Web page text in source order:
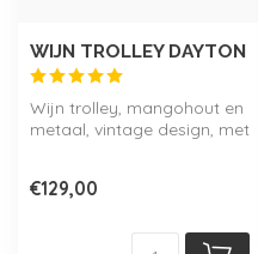
WIJN TROLLEY DAYTON
Wijn trolley, mangohout en
metaal, vintage design, met
€129,00